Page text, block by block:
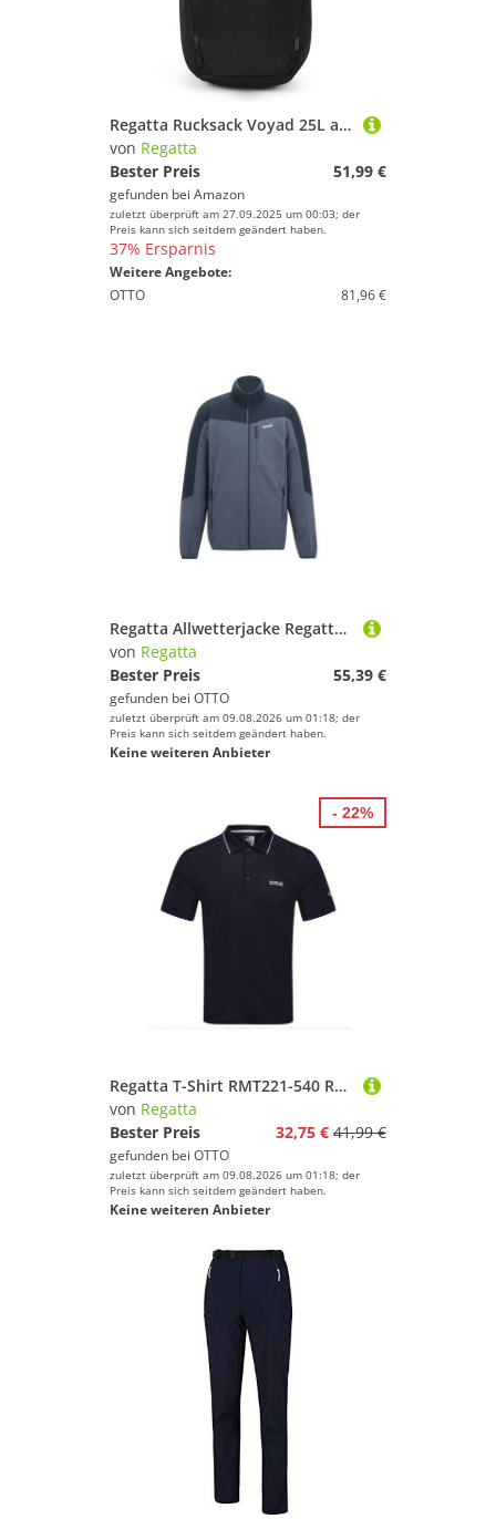
Regatta Rucksack Voyad 25L aus strapazierfähigem, wasserabweisendem Ripstop-Gewebe & verschließbaren Reißverschlüssen – perfekt für Walking, Wandern, Camping & Trekking, Schwarz, L, Casual
von Regatta
Bester Preis
51,99 €
gefunden bei Amazon
zuletzt überprüft am 27.09.2025 um 00:03; der
Preis kann sich seitdem geändert haben.
37% Ersparnis
Weitere Angebote:
OTTO
81,96 €
Regatta Allwetterjacke Regatta Freesdale
von Regatta
Bester Preis
55,39 €
gefunden bei OTTO
zuletzt überprüft am 09.08.2026 um 01:18; der
Preis kann sich seitdem geändert haben.
Keine weiteren Anbieter
Regatta T-Shirt RMT221-540 Regatta Maverik V
von Regatta
Bester Preis
32,75 € 41,99 €
gefunden bei OTTO
zuletzt überprüft am 09.08.2026 um 01:18; der
Preis kann sich seitdem geändert haben.
Keine weiteren Anbieter
- 22%